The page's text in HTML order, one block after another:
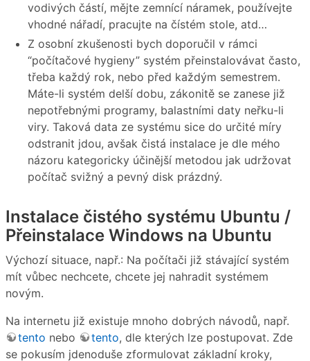
vodivých částí, mějte zemnící náramek, používejte
vhodné nářadí, pracujte na čístém stole, atd…
Z osobní zkušenosti bych doporučil v rámci
“počítačové hygieny” systém přeinstalovávat často,
třeba každý rok, nebo před každým semestrem.
Máte-li systém delší dobu, zákonitě se zanese již
nepotřebnými programy, balastními daty neřku-li
viry. Taková data ze systému sice do určité míry
odstranit jdou, avšak čistá instalace je dle mého
názoru kategoricky účinější metodou jak udržovat
počítač svižný a pevný disk prázdný.
Instalace čistého systému Ubuntu /
Přeinstalace Windows na Ubuntu
Výchozí situace, např.: Na počítači již stávající systém
mít vůbec nechcete, chcete jej nahradit systémem
novým.
Na internetu již existuje mnoho dobrých návodů, např.
tento nebo tento, dle kterých lze postupovat. Zde
se pokusím jdenoduše zformulovat základní kroky,